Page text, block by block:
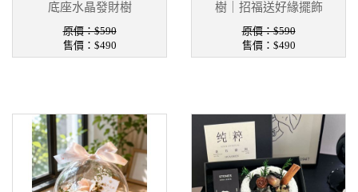
底座水晶發財樹
原價：$590
售價： $490
樹｜招福送好緣擺飾
原價：$590
售價： $490